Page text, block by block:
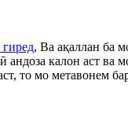
, Ва ақаллан ба
андоза калон аст ва
то мо метавонем